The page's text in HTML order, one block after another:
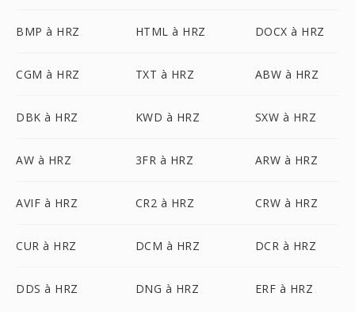
BMP à HRZ HTML à HRZ DOCX à HRZ
CGM à HRZ TXT à HRZ ABW à HRZ
DBK à HRZ KWD à HRZ SXW à HRZ
AW à HRZ 3FR à HRZ ARW à HRZ
AVIF à HRZ CR2 à HRZ CRW à HRZ
CUR à HRZ DCM à HRZ DCR à HRZ
DDS à HRZ DNG à HRZ ERF à HRZ